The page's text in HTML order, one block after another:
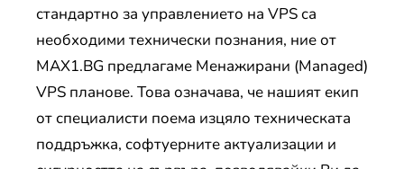
стандартно за управлението на VPS са
необходими технически познания, ние от
MAX1.BG предлагаме Менажирани (Managed)
VPS планове. Това означава, че нашият екип
от специалисти поема изцяло техническата
поддръжка, софтуерните актуализации и